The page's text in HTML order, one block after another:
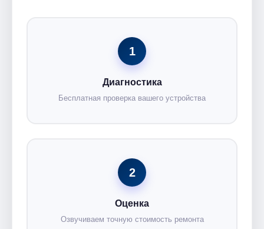
1
Диагностика
Бесплатная проверка вашего устройства
2
Оценка
Озвучиваем точную стоимость ремонта